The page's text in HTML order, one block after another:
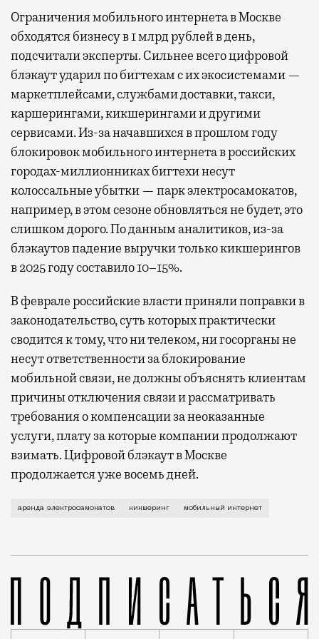
Ограничения мобильного интернета в Москве
обходятся бизнесу в 1 млрд рублей в день,
подсчитали эксперты. Сильнее всего цифровой
блэкаут ударил по бигтехам с их экосистемами —
маркетплейсами, службами доставки, такси,
каршерингами, кикшерингами и другими
сервисами. Из-за начавшихся в прошлом году
блокировок мобильного интернета в российских
городах-миллионниках бигтехи несут
колоссальные убытки — парк электросамокатов,
например, в этом сезоне обновляться не будет, это
слишком дорого. По данным аналитиков, из-за
блэкаутов падение выручки только кикшерингов
в 2025 году составило 10–15%.
В феврале российские власти приняли поправки в
законодательство, суть которых практически
сводится к тому, что ни телеком, ни госорганы не
несут ответственности за блокирование
мобильной связи, не должны объяснять клиентам
причины отключения связи и рассматривать
требования о компенсации за неоказанные
услуги, плату за которые компании продолжают
взимать. Цифровой блэкаут в Москве
продолжается уже восемь дней.
Включать мобильный интернет в центре Москвы в
аренда электросамокатов кикшеринг мобильный интернет